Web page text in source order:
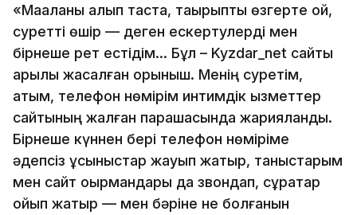
«Мақаланы алып таста, тақырыпты өзгерте қой,
суретті өшір — деген ескертулерді мен
бірнеше рет естідім... Бұл – Kyzdar_net сайты
арқылы жасалған қорқыныш. Менің суретім,
атым, телефон нөмірім интимдік қызметтер
сайтының жалған парақшасында жарияланды.
Бірнеше күннен бері телефон нөміріме
әдепсіз ұсыныстар жауып жатыр, таныстарым
мен сайт оқырмандары да звондап, сұрақтар
қойып жатыр — мен бәріне не болғанын